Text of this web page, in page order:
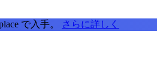
で入手。
さらに詳しく